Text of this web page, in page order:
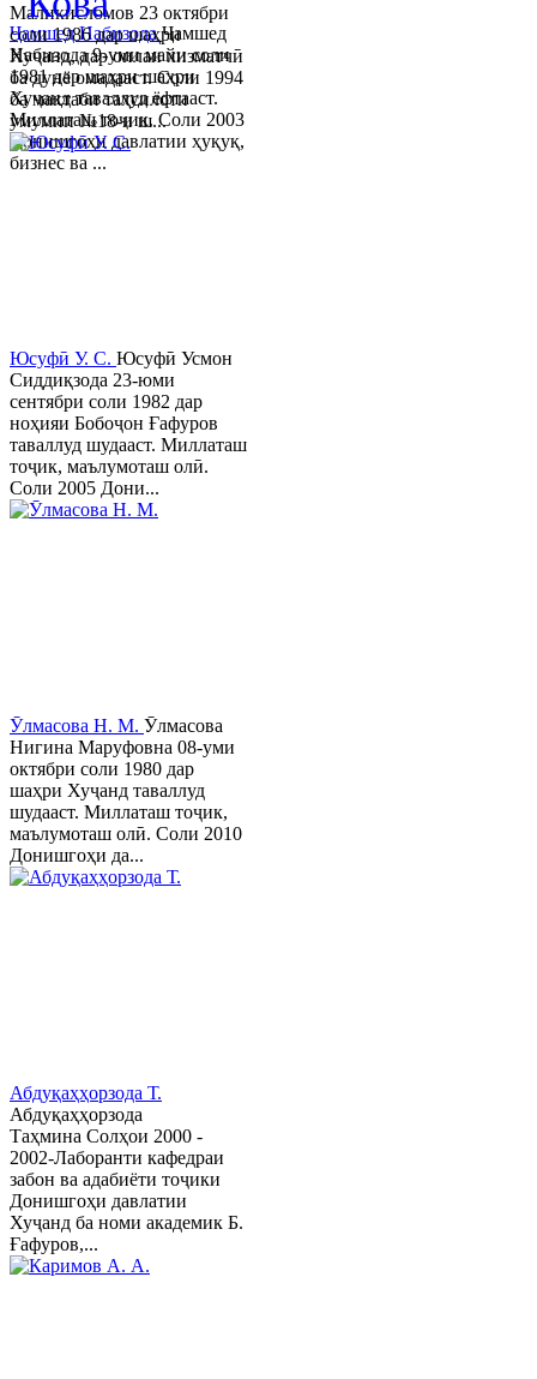
Ҷамшед НабизодаҶамшед
Набизода 9-уми майи соли
1981 дар шаҳри шаҳри
Хуҷанд таваллуд ёфтааст.
Миллаташ тоҷик. Соли 2003
Донишгоҳи давлатии ҳуқуқ,
бизнес ва ...
Маликисломов 23 октябри
соли 1986 дар шаҳри
Хуҷанд, дар оилаи хизматчӣ
ба дунё омадааст. Соли 1994
ба мактаби таҳсилоти
умумии №18-и ш...
Юсуфӣ У. C. Юсуфӣ Усмон
Сиддиқзода 23-юми
сентябри соли 1982 дар
ноҳияи Бобоҷон Ғафуров
таваллуд шудааст. Миллаташ
тоҷик, маълумоташ олӣ.
Соли 2005 Дони...
Ӯлмасова Н. М. Ӯлмасова
Нигина Маруфовна 08-уми
октябри соли 1980 дар
шаҳри Хуҷанд таваллуд
шудааст. Миллаташ тоҷик,
маълумоташ олӣ. Соли 2010
Донишгоҳи да...
Абдуқаҳҳорзода Т.
Абдуқаҳҳорзода
Таҳмина Солҳои 2000 -
2002-Лаборанти кафедраи
забон ва адабиёти тоҷики
Донишгоҳи давлатии
Хуҷанд ба номи академик Б.
Ғафуров,...